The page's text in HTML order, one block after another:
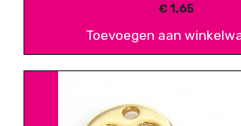
€1,65
Toevoegen aan